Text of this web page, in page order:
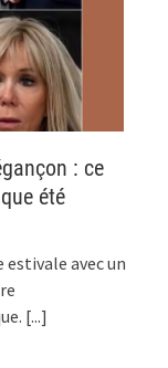
: ce
été
estivale avec un
[...]